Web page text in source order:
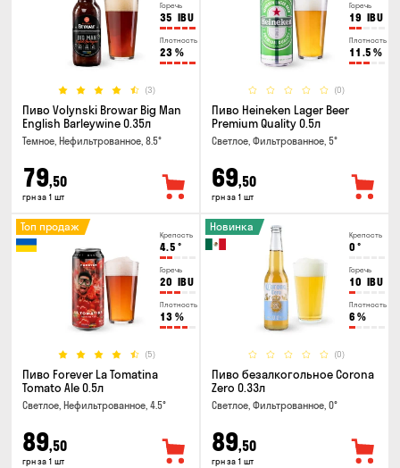
Горечь
35 IBU
Плотность
23 %
(3)
Пиво Volynski Browar Big Man
English Barleywine 0.35л
Темное, Нефильтрованное, 8.5°
79,50
грн за 1 шт
Горечь
19 IBU
Плотность
11.5 %
(0)
Пиво Heineken Lager Beer
Premium Quality 0.5л
Светлое, Фильтрованное, 5°
69,50
грн за 1 шт
Крепость
4.5 °
Горечь
20 IBU
Плотность
13 %
(5)
Топ продаж
Пиво Forever La Tomatina
Tomato Ale 0.5л
Светлое, Нефильтрованное, 4.5°
89,50
грн за 1 шт
Крепость
0 °
Горечь
10 IBU
Плотность
6 %
(0)
Новинка
Пиво безалкогольное Corona
Zero 0.33л
Светлое, Фильтрованное, 0°
89,50
грн за 1 шт